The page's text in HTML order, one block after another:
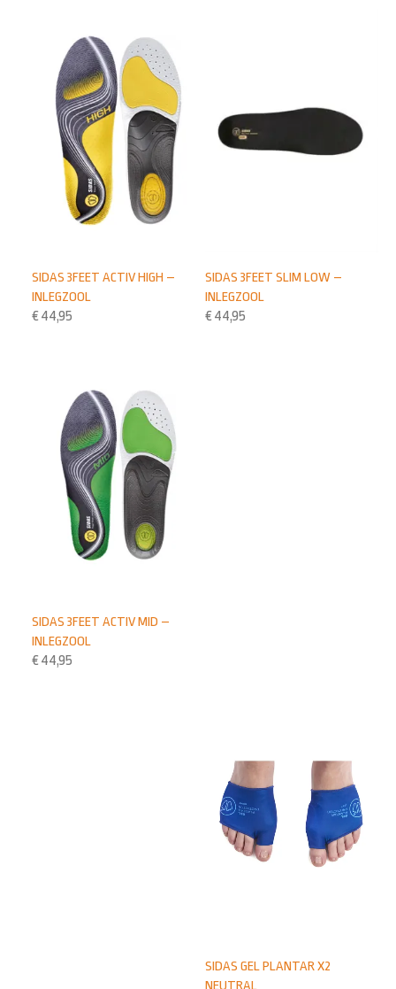
SIDAS 3FEET SLIM LOW –
INLEGZOOL
€ 44,95
SIDAS 3FEET ACTIV HIGH –
INLEGZOOL
€ 44,95
SIDAS 3FEET ACTIV MID –
INLEGZOOL
€ 44,95
SIDAS GEL PLANTAR X2
NEUTRAL